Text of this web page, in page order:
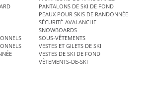
PANTALONS DE SKI DE FOND
PEAUX POUR SKIS DE RANDONNÉE
SÉCURITÉ-AVALANCHE
SNOWBOARDS
SOUS-VÊTEMENTS
VESTES ET GILETS DE SKI
VESTES DE SKI DE FOND
VÊTEMENTS-DE-SKI